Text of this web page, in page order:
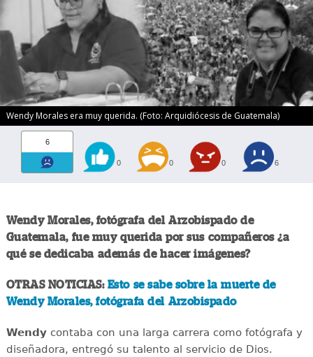
Wendy Morales era muy querida. (Foto: Arquidiócesis de Guatemala)
6
0 0 0 6
Wendy Morales, fotógrafa del Arzobispado de
Guatemala, fue muy querida por sus compañeros ¿a
qué se dedicaba además de hacer imágenes?
OTRAS NOTICIAS: Esto se sabe sobre la muerte de
Wendy Morales, fotógrafa del Arzobispado
Wendycontaba con una larga carrera como fotógrafa y
diseñadora, entregó su talento al servicio de Dios.